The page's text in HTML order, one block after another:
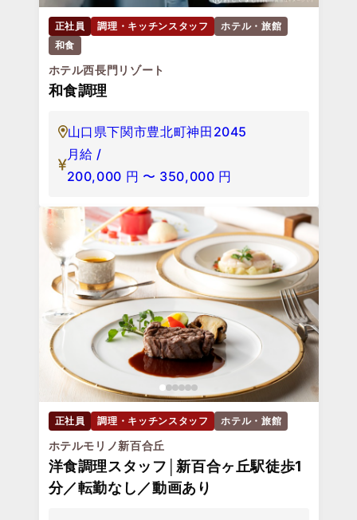
正社員 調理・キッチンスタッフ
ホテル・旅館
和食
ホテル西長門リゾート
和食調理
山口県下関市豊北町神田2045
月給 /
200,000 円 〜 350,000 円
正社員 調理・キッチンスタッフ ホテル・旅館
ホテルモリノ新百合丘
洋食調理スタッフ│新百合ヶ丘駅徒歩1
分／転勤なし／動画あり